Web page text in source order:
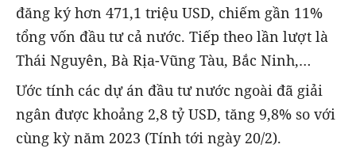
đăng ký hơn 471,1 triệu USD, chiếm gần 11%
tổng vốn đầu tư cả nước. Tiếp theo lần lượt là
Thái Nguyên, Bà Rịa-Vũng Tàu, Bắc Ninh,…
Ước tính các dự án đầu tư nước ngoài đã giải
ngân được khoảng 2,8 tỷ USD, tăng 9,8% so với
cùng kỳ năm 2023 (Tính tới ngày 20/2).